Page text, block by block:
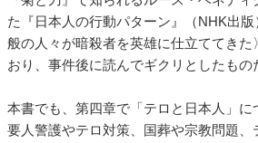
た『日本人の行動パターン』（NHK出
般の人々が暗殺者を英雄に仕立ててきた
おり、事件後に読んでギクリとしたもの
本書でも、第四章で「テロと日本人」に
要人警護やテロ対策、国葬や宗教問題